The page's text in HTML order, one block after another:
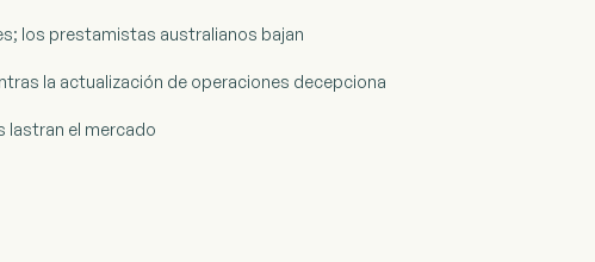
los prestamistas australianos bajan
la actualización de operaciones decepciona
lastran el mercado